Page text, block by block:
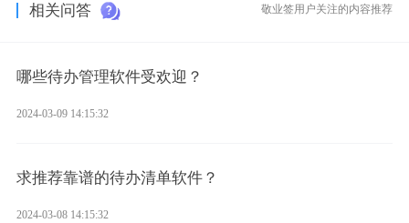
相关问答 敬业签用户关注的内容推荐
哪些待办管理软件受欢迎？
2024-03-09 14:15:32
求推荐靠谱的待办清单软件？
2024-03-08 14:15:32